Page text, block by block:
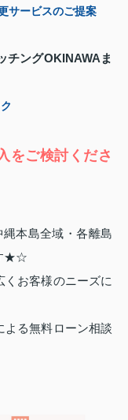
サービスのご提案
チングOKINAWAま
をご検討くださ
本島全域・各離島
★☆
お客様のニーズに
よる無料ローン相談